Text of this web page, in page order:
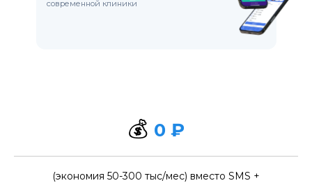
💰 0 ₽
(экономия 50-300 тыс/мес) вместо SMS +